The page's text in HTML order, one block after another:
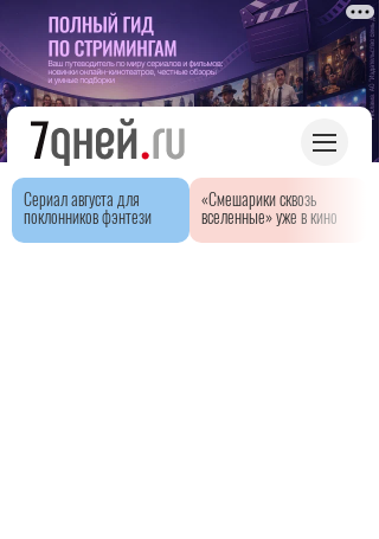
Сериал августа для
поклонников фэнтези
«Смешарики сквозь
вселенные» уже в кино